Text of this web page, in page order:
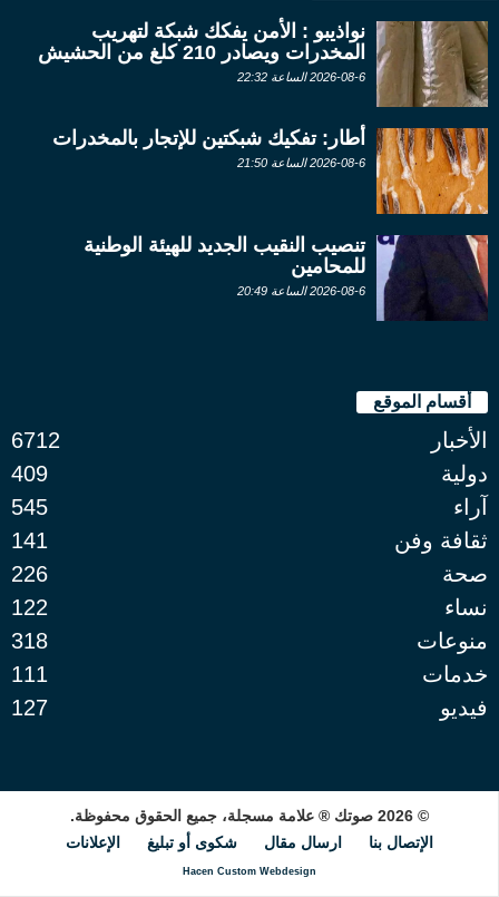
نواذيبو : الأمن يفكك شبكة لتهريب
المخدرات ويصادر 210 كلغ من الحشيش
2026-08-6 الساعة 22:32
أطار: تفكيك شبكتين للإتجار بالمخدرات
2026-08-6 الساعة 21:50
تنصيب النقيب الجديد للهيئة الوطنية
للمحامين
2026-08-6 الساعة 20:49
أقسام الموقع
الأخبار
6712
دولية
409
آراء
545
ثقافة وفن
141
صحة
226
نساء
122
منوعات
318
خدمات
111
فيديو
127
© 2026 صوتك ® علامة مسجلة، جميع الحقوق محفوظة.
الإتصال بنا
ارسال مقال شكوى أو تبليغ الإعلانات
Hacen Custom Webdesign